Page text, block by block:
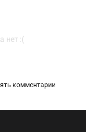
нет :(
комментарии